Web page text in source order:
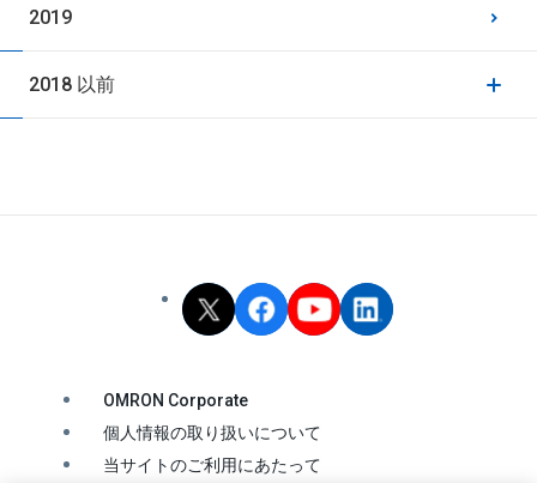
2019
2018 以前
OMRON Corporate
個人情報の取り扱いについて
当サイトのご利用にあたって